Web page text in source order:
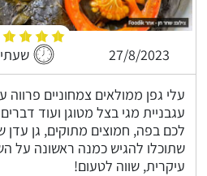
27/8/2023
עלי גפן ממולאים צמחוניים פרווה
עגבניית מגי בצל מטוגן ועוד
לכם בפה, חמוצים מתוקים, גן
שתוכלו להגיש כמנה ראשונה על
עיקרית, שווה לטעום!